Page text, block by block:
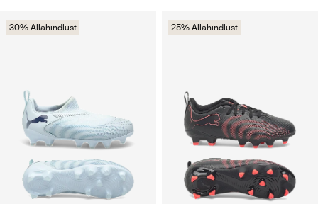
30% Allahindlust 25% Allahindlust